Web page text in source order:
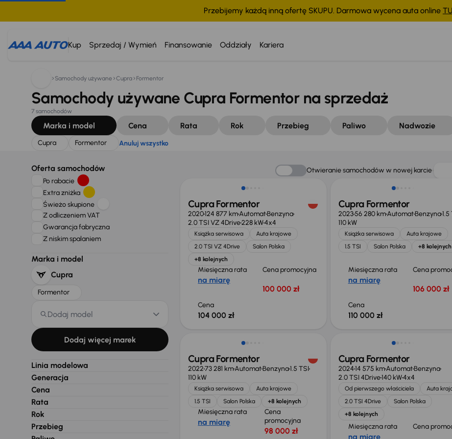
Przebijemy każdą inną ofertę SKUPU. Darmowa wycena auta online TU
Kup Sprzedaj / Wymień Finansowanie Oddziały Kariera
Szukam: Anuluj wszystko
Samochody używane Cupra Formentor
Samochody używane Cupra Formentor na sprzedaż
7 samochodów
Marka i model Cena Rata Rok Przebieg Paliwo Nadwozie
Cupra Formentor Anuluj wszystko
Oferta samochodów
Po rabacie
Extra zniżka
Świeżo skupione
Z odliczeniem VAT
Gwarancja fabryczna
Z niskim spalaniem
Marka i model
Cupra
Formentor
Dodaj model
Dodaj więcej marek
Linia modelowa
Generacja
Cena
Rata
Rok
Przebieg
Otwieranie samochodów w nowej karcie
Cupra Formentor
2020124 877 kmAutomatBenzyna
2.0 TSI VZ 4Drive228 kW4x4
Książka serwisowa
Auta krajowe
2.0 TSI VZ 4Drive
Salon Polska
+8 kolejnych
Miesięczna rata
na miarę
Cena promocyjna
100 000 zł
Cena
104 000 zł
Cupra Formentor
202356 280 kmAutomatBenzyna1.5
110 kW
Książka serwisowa
Auta krajowe
1.5 TSI
Salon Polska +8 kolejnych
Miesięczna rata
na miarę
Cena
106 000 zł
Cena
110 000 zł
Cupra Formentor
202273 281 kmAutomatBenzyna1.5 TSI
110 kW
Książka serwisowa
Auta krajowe
1.5 TSI
Salon Polska +8 kolejnych
Miesięczna rata
na miarę
Cena
promocyjna
98 000 zł
Cupra Formentor
202414 575 kmAutomatBenzyna
2.0 TSI 4Drive140 kW4x4
Od pierwszego właściciela
Auta
2.0 TSI 4Drive
Salon Polska
+8 kolejnych
Miesięczna rata
na miarę
Cena